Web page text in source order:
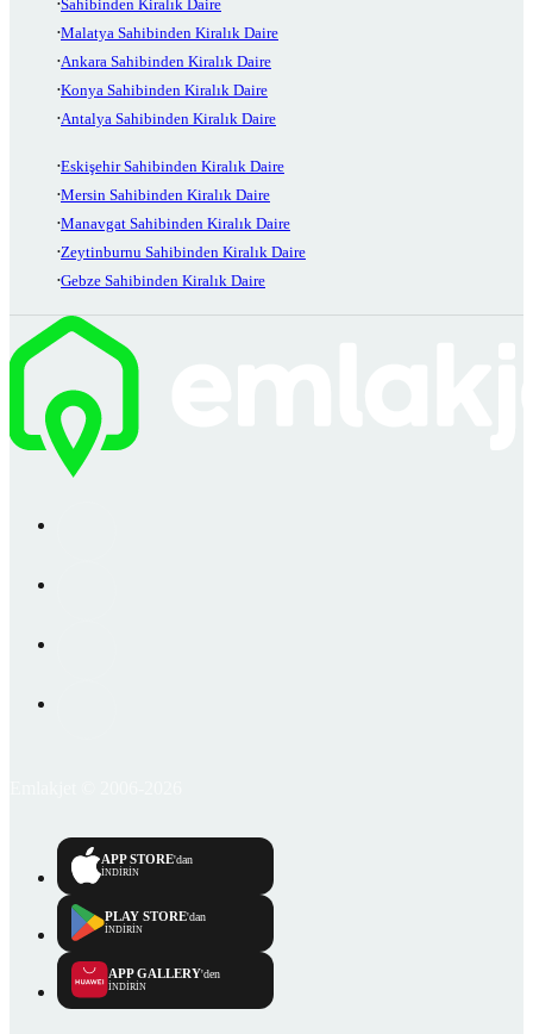
Sahibinden Kiralık Daire
Malatya Sahibinden Kiralık Daire
Ankara Sahibinden Kiralık Daire
Konya Sahibinden Kiralık Daire
Antalya Sahibinden Kiralık Daire
Eskişehir Sahibinden Kiralık Daire
Mersin Sahibinden Kiralık Daire
Manavgat Sahibinden Kiralık Daire
Zeytinburnu Sahibinden Kiralık Daire
Gebze Sahibinden Kiralık Daire
APP STORE'dan
İNDİRİN
PLAY STORE'dan
İNDİRİN
APP GALLERY'den
İNDİRİN